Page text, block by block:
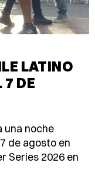
LATINO
7 DE
una noche
de agosto en
Series 2026 en